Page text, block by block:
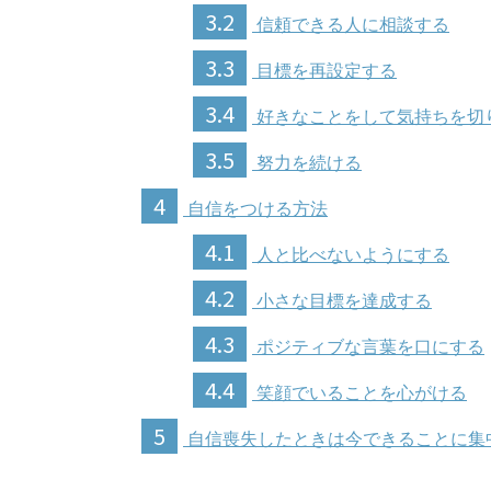
3.2 信頼できる人に相談する
3.3 目標を再設定する
3.4 好きなことをして気持ちを切
3.5 努力を続ける
4 自信をつける方法
4.1 人と比べないようにする
4.2 小さな目標を達成する
4.3 ポジティブな言葉を口にする
4.4 笑顔でいることを心がける
5 自信喪失したときは今できることに集